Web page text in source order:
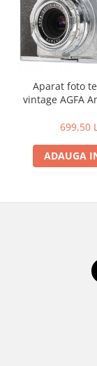
Aparat foto
vintage AGFA
699,50
ADAUGA